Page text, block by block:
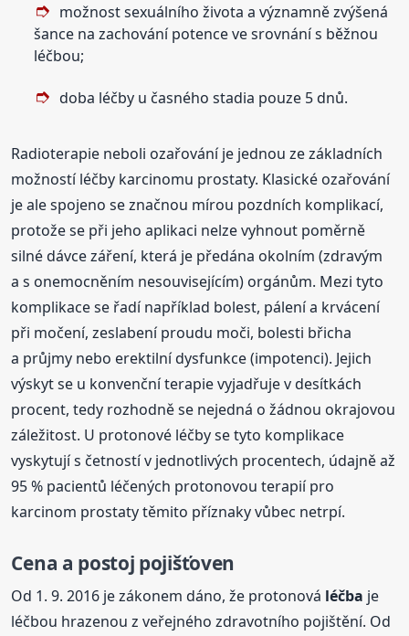
možnost sexuálního života a významně zvýšená
šance na zachování potence ve srovnání s běžnou
léčbou;
doba léčby u časného stadia pouze 5 dnů.
Radioterapie neboli ozařování je jednou ze základních
možností léčby karcinomu prostaty. Klasické ozařování
je ale spojeno se značnou mírou pozdních komplikací,
protože se při jeho aplikaci nelze vyhnout poměrně
silné dávce záření, která je předána okolním (zdravým
a s onemocněním nesouvisejícím) orgánům. Mezi tyto
komplikace se řadí například bolest, pálení a krvácení
při močení, zeslabení proudu moči, bolesti břicha
a průjmy nebo erektilní dysfunkce (impotenci). Jejich
výskyt se u konvenční terapie vyjadřuje v desítkách
procent, tedy rozhodně se nejedná o žádnou okrajovou
záležitost. U protonové léčby se tyto komplikace
vyskytují s četností v jednotlivých procentech, údajně až
95 % pacientů léčených protonovou terapií pro
karcinom prostaty těmito příznaky vůbec netrpí.
Cena a postoj pojišťoven
Od 1. 9. 2016 je zákonem dáno, že protonová léčba je
léčbou hrazenou z veřejného zdravotního pojištění. Od